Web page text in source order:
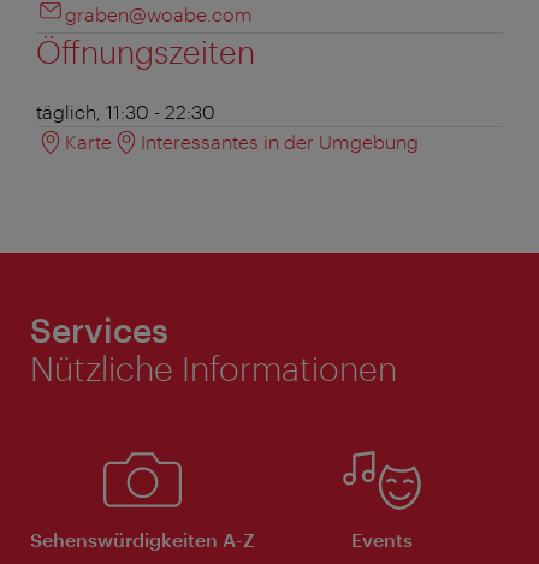
graben@woabe.com
Öffnungszeiten
täglich, 11:30 - 22:30
Karte
Interessantes in der Umgebung
Services
Nützliche Informationen
Sehenswürdigkeiten A-Z Events